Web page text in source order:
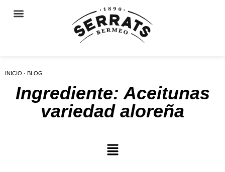
INICIO · BLOG
Ingrediente: Aceitunas
variedad aloreña